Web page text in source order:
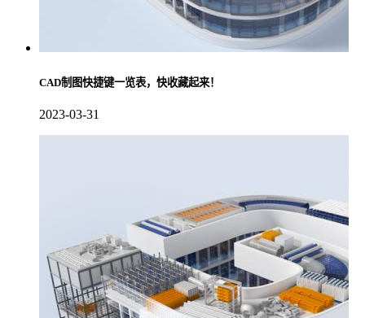
CAD制图快捷键一览表，快收藏起来！
2023-03-31